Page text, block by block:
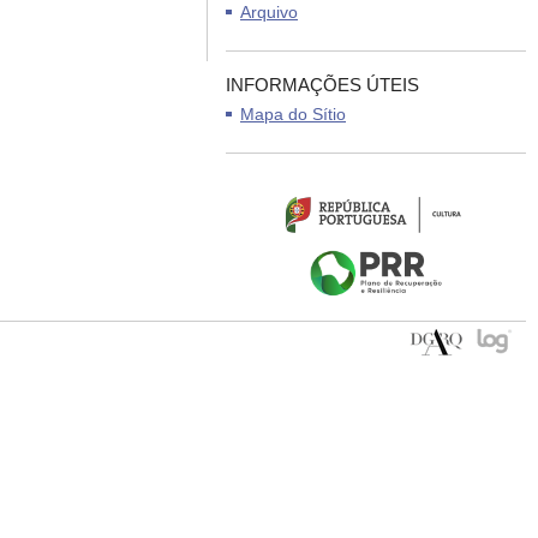
Arquivo
INFORMAÇÕES ÚTEIS
Mapa do Sítio